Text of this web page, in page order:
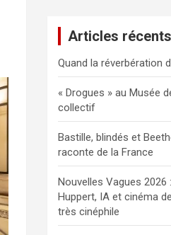
Articles récents
Quand la réverbération
« Drogues » au Musée
collectif
Bastille, blindés et
raconte de la France
Nouvelles Vagues 2026
Huppert, IA et cinéma
très cinéphile